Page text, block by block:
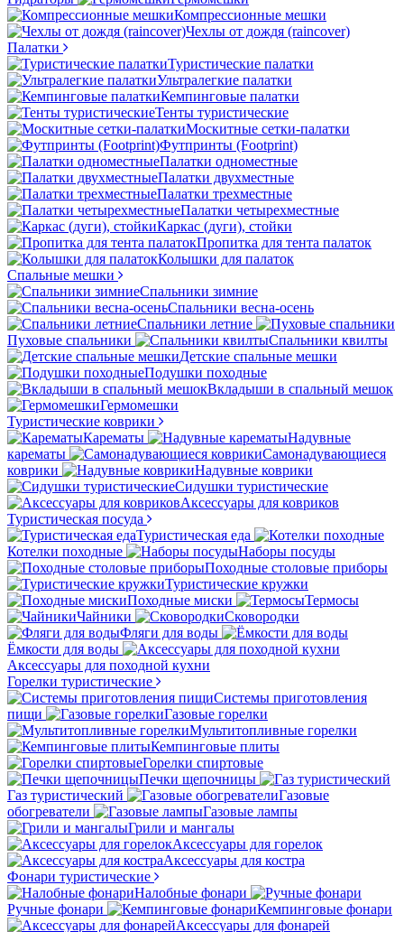
Компрессионные мешки
Чехлы от дождя (raincover)
Палатки
Туристические палатки
Ультралегкие палатки
Кемпинговые палатки
Тенты туристические
Москитные сетки-палатки
Футпринты (Footprint)
Палатки одноместные
Палатки двухместные
Палатки трехместные
Палатки четырехместные
Каркас (дуги), стойки
Пропитка для тента палаток
Колышки для палаток
Спальные мешки
Спальники зимние
Спальники весна-осень
Спальники летние
Пуховые спальники
Спальники квилты
Детские спальные мешки
Подушки походные
Вкладыши в спальный мешок
Гермомешки
Туристические коврики
Карематы
Надувные
карематы
Самонадувающиеся
коврики
Надувные коврики
Сидушки туристические
Аксессуары для ковриков
Туристическая посуда
Туристическая еда
Котелки походные
Наборы посуды
Походные столовые приборы
Туристические кружки
Походные миски
Термосы
Чайники
Сковородки
Фляги для воды
Ёмкости для воды
Аксессуары для походной кухни
Горелки туристические
Системы приготовления
пищи
Газовые горелки
Мультитопливные горелки
Кемпинговые плиты
Горелки спиртовые
Печки щепочницы
Газ туристический
Газовые
обогреватели
Газовые лампы
Грили и мангалы
Аксессуары для горелок
Аксессуары для костра
Фонари туристические
Налобные фонари
Ручные фонари
Кемпинговые фонари
Аксессуары для фонарей